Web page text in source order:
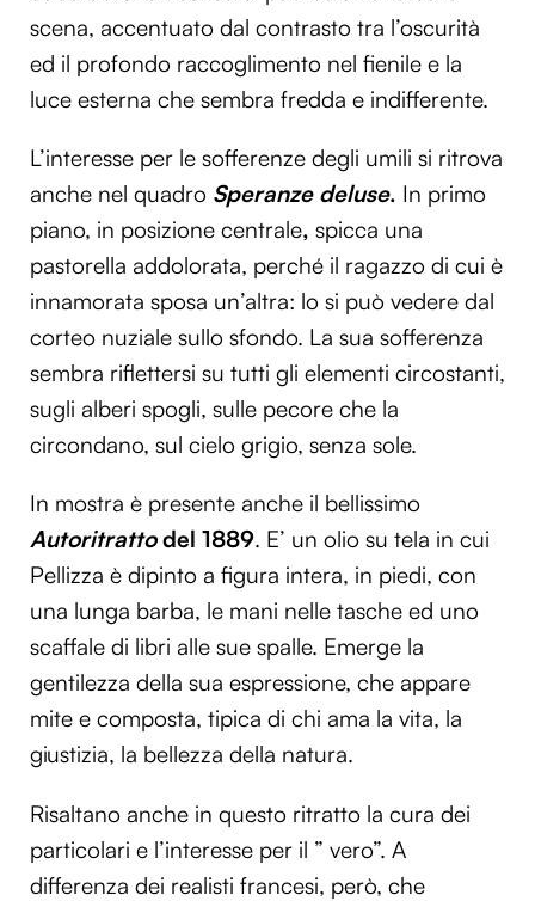
scena, accentuato dal contrasto tra l’oscurità
ed il profondo raccoglimento nel fienile e la
luce esterna che sembra fredda e indifferente.
L’interesse per le sofferenze degli umili si ritrova
anche nel quadro Speranze deluse. In primo
piano, in posizione centrale, spicca una
pastorella addolorata, perché il ragazzo di cui è
innamorata sposa un’altra: lo si può vedere dal
corteo nuziale sullo sfondo. La sua sofferenza
sembra riflettersi su tutti gli elementi circostanti,
sugli alberi spogli, sulle pecore che la
circondano, sul cielo grigio, senza sole.
In mostra è presente anche il bellissimo
Autoritrattodel 1889. E’ un olio su tela in cui
Pellizza è dipinto a figura intera, in piedi, con
una lunga barba, le mani nelle tasche ed uno
scaffale di libri alle sue spalle. Emerge la
gentilezza della sua espressione, che appare
mite e composta, tipica di chi ama la vita, la
giustizia, la bellezza della natura.
Risaltano anche in questo ritratto la cura dei
particolari e l’interesse per il ” vero”. A
differenza dei realisti francesi, però, che